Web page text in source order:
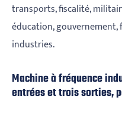
transports, fiscalité,
éducation,
industries.
Machine à fréquence
entrées et trois sorties,